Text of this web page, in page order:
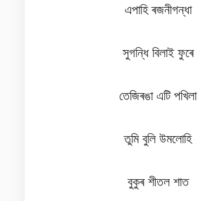
এপাহি ৰজনীগন্ধা
সুগন্ধি বিলাই ফুৰে
তেজিৰঙা এটি পখিলা
তুমি বুলি উমলোহি
বুকুৰ শীতল শাত